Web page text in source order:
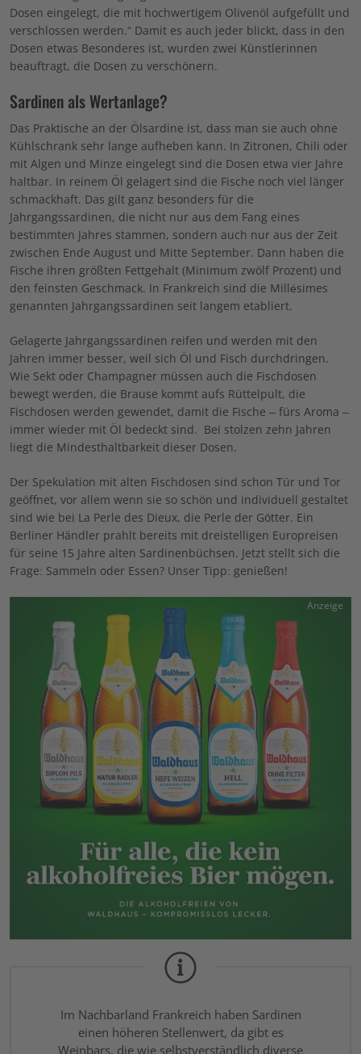
Dosen eingelegt, die mit hochwertigem Olivenöl aufgefüllt und
verschlossen werden.“ Damit es auch jeder blickt, dass in den
Dosen etwas Besonderes ist, wurden zwei Künstlerinnen
beauftragt, die Dosen zu verschönern.
Sardinen als Wertanlage?
Das Praktische an der Ölsardine ist, dass man sie auch ohne
Kühlschrank sehr lange aufheben kann. In Zitronen, Chili oder
mit Algen und Minze eingelegt sind die Dosen etwa vier Jahre
haltbar. In reinem Öl gelagert sind die Fische noch viel länger
schmackhaft. Das gilt ganz besonders für die
Jahrgangssardinen, die nicht nur aus dem Fang eines
bestimmten Jahres stammen, sondern auch nur aus der Zeit
zwischen Ende August und Mitte September. Dann haben die
Fische ihren größten Fettgehalt (Minimum zwölf Prozent) und
den feinsten Geschmack. In Frankreich sind die Millésimes
genannten Jahrgangssardinen seit langem etabliert.
Gelagerte Jahrgangssardinen reifen und werden mit den
Jahren immer besser, weil sich Öl und Fisch durchdringen.
Wie Sekt oder Champagner müssen auch die Fischdosen
bewegt werden, die Brause kommt aufs Rüttelpult, die
Fischdosen werden gewendet, damit die Fische – fürs Aroma –
immer wieder mit Öl bedeckt sind. Bei stolzen zehn Jahren
liegt die Mindesthaltbarkeit dieser Dosen.
Der Spekulation mit alten Fischdosen sind schon Tür und Tor
geöffnet, vor allem wenn sie so schön und individuell gestaltet
sind wie bei La Perle des Dieux, die Perle der Götter. Ein
Berliner Händler prahlt bereits mit dreistelligen Europreisen
für seine 15 Jahre alten Sardinenbüchsen. Jetzt stellt sich die
Frage: Sammeln oder Essen? Unser Tipp: genießen!
Anzeige
Im Nachbarland Frankreich haben Sardinen
einen höheren Stellenwert, da gibt es
Weinbars, die wie selbstverständlich diverse